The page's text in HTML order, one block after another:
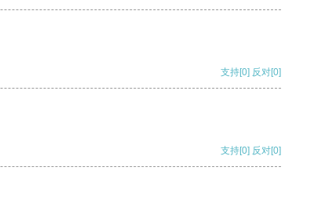
支持[0] 反对[0]
支持[0] 反对[0]